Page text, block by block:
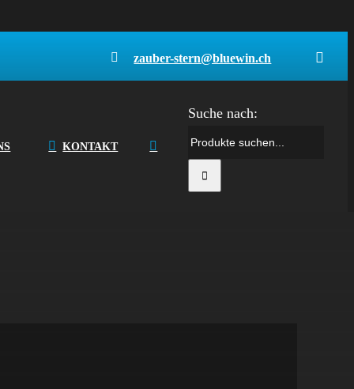
zauber-stern@bluewin.ch
KONTAKT
Suche nach: